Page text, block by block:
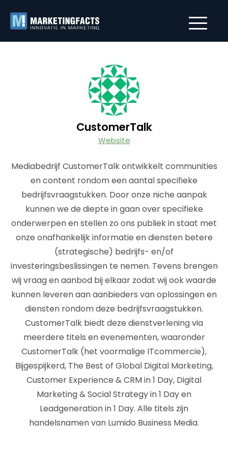
CustomerTalk
Website
Mediabedrijf CustomerTalk ontwikkelt communities
en content rondom een aantal specifieke
bedrijfsvraagstukken. Door onze niche aanpak
kunnen we de diepte in gaan over specifieke
onderwerpen en stellen zo ons publiek in staat met
onze onafhankelijk informatie en diensten betere
(strategische) bedrijfs- en/of
investeringsbeslissingen te nemen. Tevens brengen
wij vraag en aanbod bij elkaar zodat wij ook waarde
kunnen leveren aan aanbieders van oplossingen en
diensten rondom deze bedrijfsvraagstukken.
CustomerTalk biedt deze dienstverlening via
meerdere titels en evenementen, waaronder
CustomerTalk (het voormalige ITcommercie),
Bijgespijkerd, The Best of Global Digital Marketing,
Customer Experience & CRM in 1 Day, Digital
Marketing & Social Strategy in 1 Day en
Leadgeneration in 1 Day. Alle titels zijn
handelsnamen van Lumido Business Media.